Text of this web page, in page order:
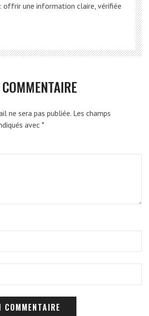
offrir une information claire, vérifiée
ne sera pas publiée. Les champs
avec *